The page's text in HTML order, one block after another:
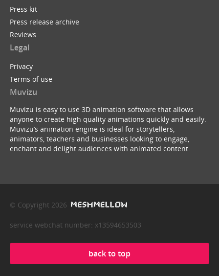
Press kit
Press release archive
Reviews
Legal
Privacy
Terms of use
Muvizu
Muvizu is easy to use 3D animation software that allows
anyone to create high quality animations quickly and easily.
Muvizu’s animation engine is ideal for storytellers,
animators, teachers and businesses looking to engage,
enchant and delight audiences with animated content.
© Copyright 2026
service webchat number: x13594653503
back to top